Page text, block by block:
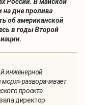
России. В майской
на дне пролива
об американской
в годы Второй
инженерной
разворачивает
проекта
директор